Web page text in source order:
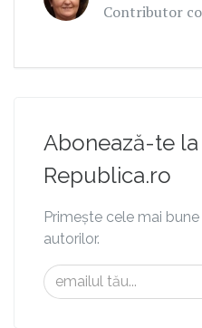
Contributor
Abonează-te
Republica.ro
Primește cele mai
autorilor.